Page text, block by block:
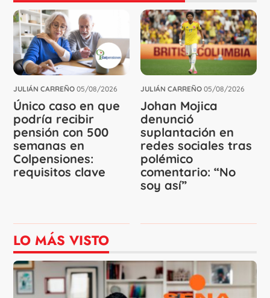
JULIÁN CARREÑO 05/08/2026
Único caso en que
podría recibir
pensión con 500
semanas en
Colpensiones:
requisitos clave
JULIÁN CARREÑO 05/08/2026
Johan Mojica
denunció
suplantación en
redes sociales tras
polémico
comentario: “No
soy así”
LO MÁS VISTO